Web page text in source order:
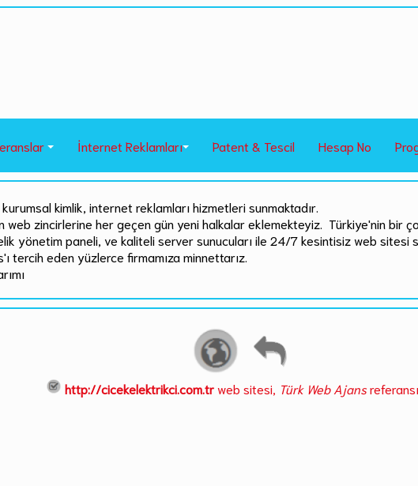
İnternet Reklamları Patent & Tescil Hesap No
kimlik, internet reklamları hizmetleri sunmaktadır.
zincirlerine her geçen gün yeni halkalar eklemekteyiz. Türkiye'nin bir
yönetim paneli, ve kaliteli server sunucuları ile 24/7 kesintisiz web sitesi
tercih eden yüzlerce firmamıza minnettarız.
http://cicekelektrikci.com.trweb sitesi, Türk Web Ajans